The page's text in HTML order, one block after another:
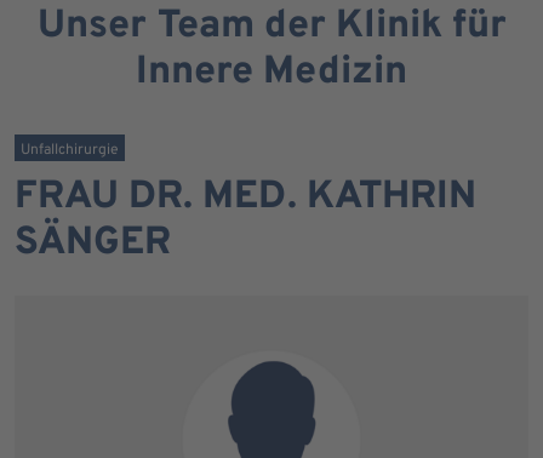
Unser Team der Klinik für
Innere Medizin
Unfallchirurgie
FRAU DR. MED. KATHRIN
SÄNGER